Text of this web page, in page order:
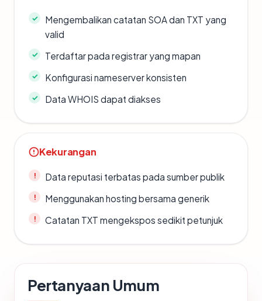
Mengembalikan catatan SOA dan TXT yang
valid
Terdaftar pada registrar yang mapan
Konfigurasi nameserver konsisten
Data WHOIS dapat diakses
Kekurangan
Data reputasi terbatas pada sumber publik
Menggunakan hosting bersama generik
Catatan TXT mengekspos sedikit petunjuk
Pertanyaan Umum